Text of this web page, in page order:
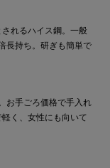
れるハイス鋼。一般
長持ち。研ぎも簡単で
お手ごろ価格で手入れ
く、女性にも向いて